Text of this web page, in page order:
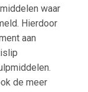
waar
Hierdoor
aan
de meer